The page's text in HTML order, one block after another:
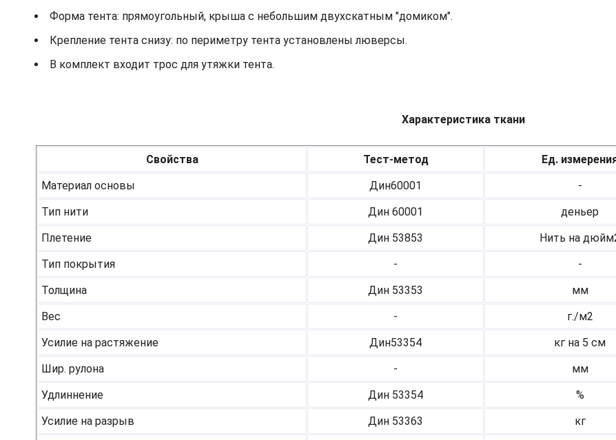
Форма тента: прямоугольный, крыша с небольшим двухскатным "домиком".
Крепление тента снизу: по периметру тента установлены люверсы.
В комплект входит трос для утяжки тента.
Характеристика ткани
Свойства Тест-метод Ед.
Материал основы
Дин60001 -
Тип нити
Дин 60001 деньер
Плетение
Дин 53853 Нить на
Тип покрытия
- -
Толщина
Дин 53353 мм
Вес
- г./м2
Усилие на растяжение
Дин53354 кг на 5 см
Шир. рулона
- мм
Удлиннение
Дин 53354 %
Усилие на разрыв
Дин 53363 кг